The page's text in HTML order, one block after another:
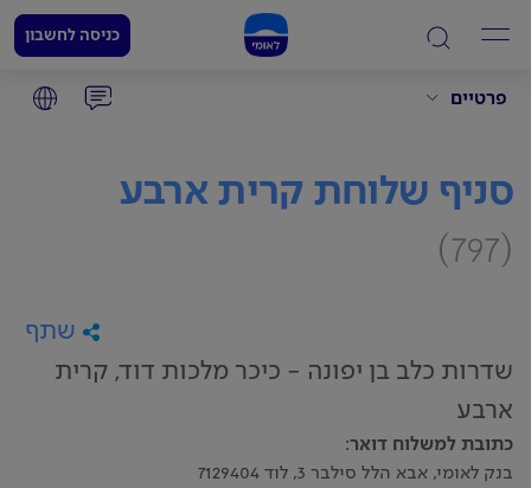
פרטיים
כניסה לחשבון
סניף שלוחת קרית ארבע
(797)
שתף
שדרות כלב בן יפונה - כיכר מלכות דוד, קרית
ארבע
כתובת למשלוח דואר:
בנק לאומי, אבא הלל סילבר 3, לוד 7129404